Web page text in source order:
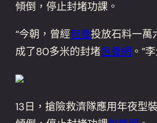
傾倒，停止封堵功課。
“今朝，曾經包養投放石料一萬
成了80多米的封堵包養網 。”
13日，搶險救濟隊應用年夜型